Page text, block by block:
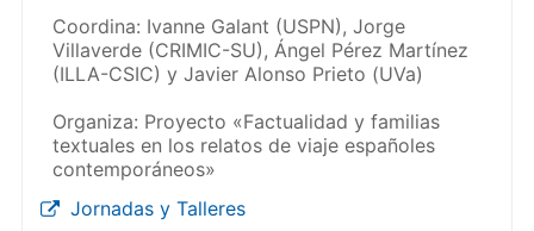
Coordina: Ivanne Galant (USPN), Jorge
Villaverde (CRIMIC-SU), Ángel Pérez Martínez
(ILLA-CSIC) y Javier Alonso Prieto (UVa)
Organiza: Proyecto «Factualidad y familias
textuales en los relatos de viaje españoles
contemporáneos»
Jornadas y Talleres